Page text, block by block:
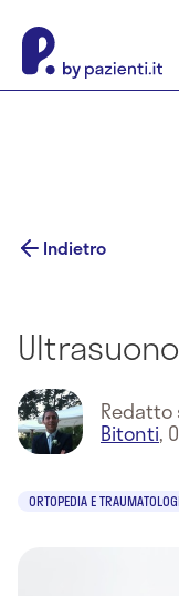
Indietro
Bitonti,
ORTOPEDIA E